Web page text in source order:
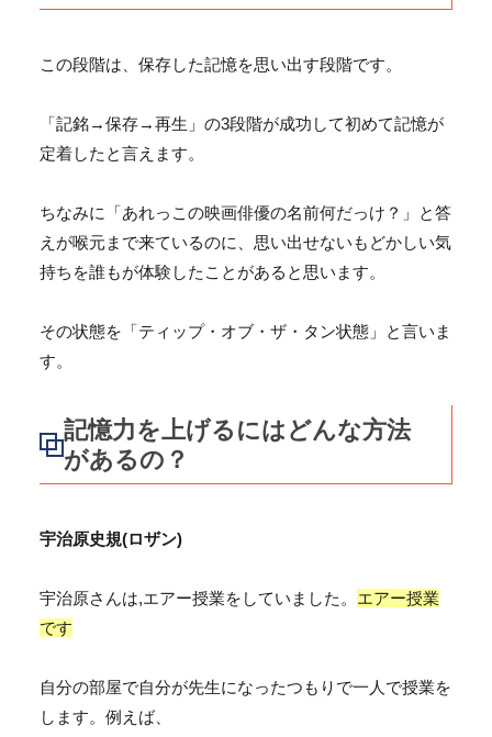
この段階は、保存した記憶を思い出す段階です。
「記銘→保存→再生」の3段階が成功して初めて記憶が
定着したと言えます。
ちなみに「あれっこの映画俳優の名前何だっけ？」と答
えが喉元まで来ているのに、思い出せないもどかしい気
持ちを誰もが体験したことがあると思います。
その状態を「ティップ・オブ・ザ・タン状態 」と言いま
す。
記憶力を上げるにはどんな方法
があるの？
宇治原史規(ロザン)
宇治原さんは,エアー授業をしていました。 エアー授業
です
自分の部屋で自分が先生になったつもりで一人で授業を
します。例えば、